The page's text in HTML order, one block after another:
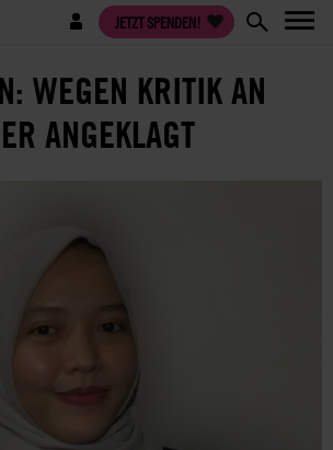
JETZT SPENDEN!
WEGEN KRITIK AN
ANGEKLAGT